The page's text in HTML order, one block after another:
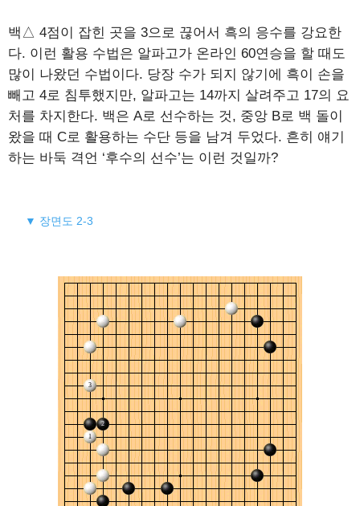
백△ 4점이 잡힌 곳을 3으로 끊어서 흑의 응수를 강요한
다. 이런 활용 수법은 알파고가 온라인 60연승을 할 때도
많이 나왔던 수법이다. 당장 수가 되지 않기에 흑이 손을
빼고 4로 침투했지만, 알파고는 14까지 살려주고 17의 요
처를 차지한다. 백은 A로 선수하는 것, 중앙 B로 백 돌이
왔을 때 C로 활용하는 수단 등을 남겨 두었다. 흔히 얘기
하는 바둑 격언 ‘후수의 선수’는 이런 것일까?
▼ 장면도 2-3